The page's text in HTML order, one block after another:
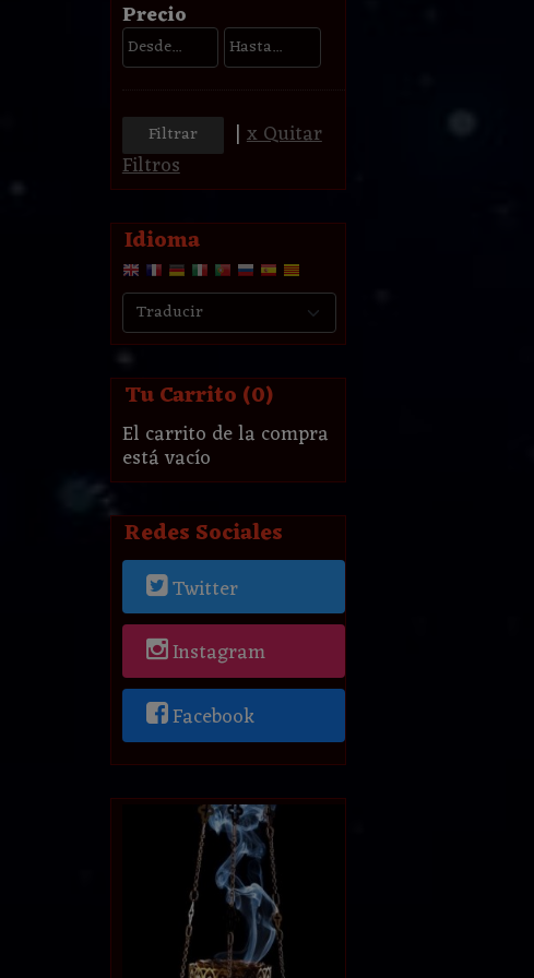
Precio
| x Quitar
Filtros
Idioma
Tu Carrito (0)
El carrito de la compra
está vacío
Redes Sociales
Twitter
Instagram
Facebook